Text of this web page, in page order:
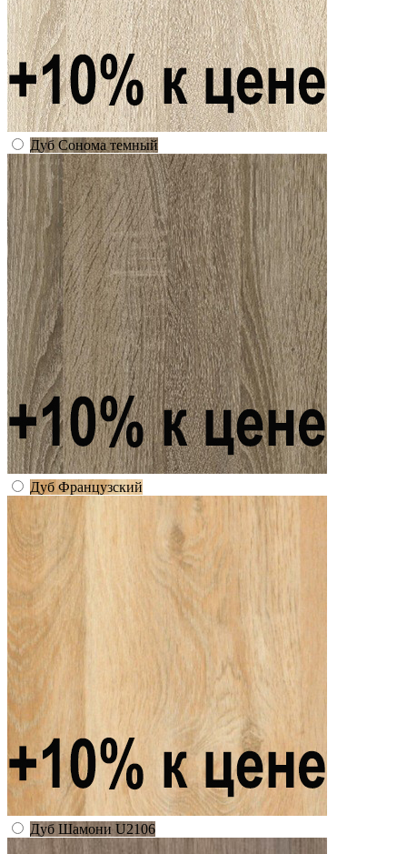
Дуб Сонома темный
Дуб Французский
Дуб Шамони U2106